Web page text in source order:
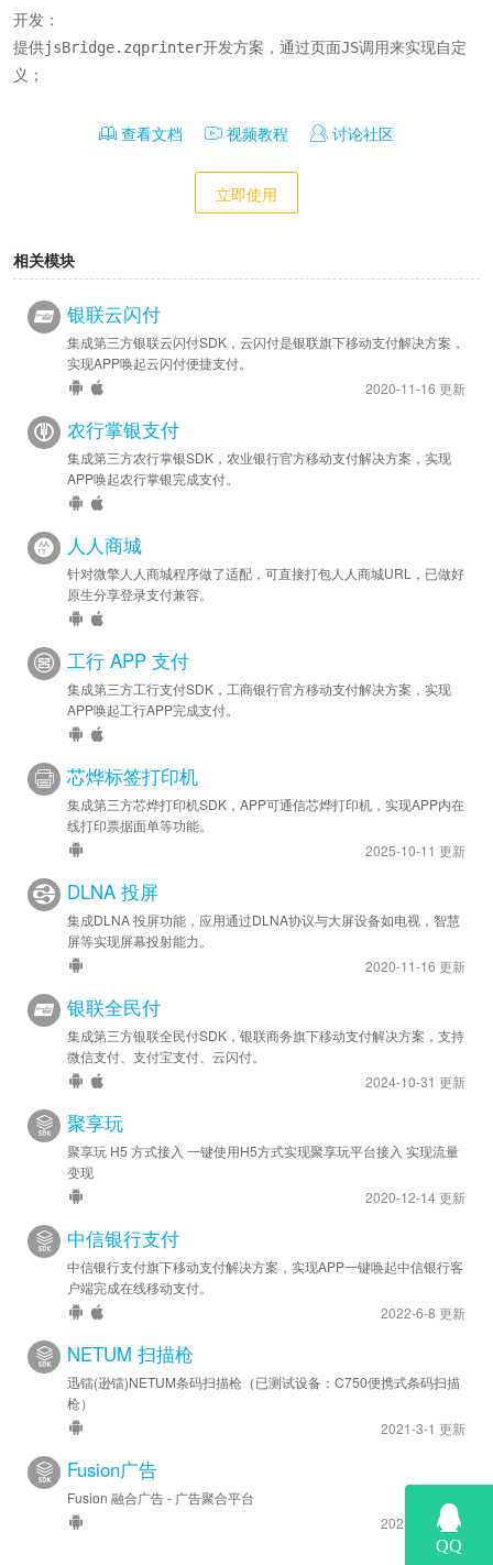
开发：
提供jsBridge.zqprinter开发方案，通过页面JS调用来实现自定
义；
查看文档 视频教程 讨论社区
立即使用
相关模块
银联云闪付
集成第三方银联云闪付SDK，云闪付是银联旗下移动支付解决方案，
实现APP唤起云闪付便捷支付。
2020-11-16 更新
农行掌银支付
集成第三方农行掌银SDK，农业银行官方移动支付解决方案，实现
APP唤起农行掌银完成支付。
人人商城
针对微擎人人商城程序做了适配，可直接打包人人商城URL，已做好
原生分享登录支付兼容。
工行 APP 支付
集成第三方工行支付SDK，工商银行官方移动支付解决方案，实现
APP唤起工行APP完成支付。
芯烨标签打印机
集成第三方芯烨打印机SDK，APP可通信芯烨打印机，实现APP内在
线打印票据面单等功能。
2025-10-11 更新
DLNA 投屏
集成DLNA 投屏功能，应用通过DLNA协议与大屏设备如电视，智慧
屏等实现屏幕投射能力。
2020-11-16 更新
银联全民付
集成第三方银联全民付SDK，银联商务旗下移动支付解决方案，支持
微信支付、支付宝支付、云闪付。
2024-10-31 更新
聚享玩
聚享玩 H5 方式接入 一键使用H5方式实现聚享玩平台接入 实现流量
变现
2020-12-14 更新
中信银行支付
中信银行支付旗下移动支付解决方案，实现APP一键唤起中信银行客
户端完成在线移动支付。
2022-6-8 更新
NETUM 扫描枪
迅镭(逊镭)NETUM条码扫描枪（已测试设备：C750便携式条码扫描
枪）
2021-3-1 更新
Fusion广告
Fusion 融合广告 - 广告聚合平台
2021-3-6 更新